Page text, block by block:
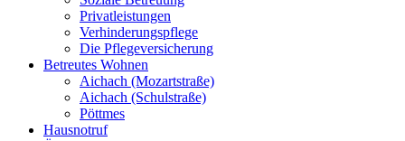
Privatleistungen
Verhinderungspflege
Die Pflegeversicherung
Betreutes Wohnen
Aichach (Mozartstraße)
Aichach (Schulstraße)
Pöttmes
Hausnotruf